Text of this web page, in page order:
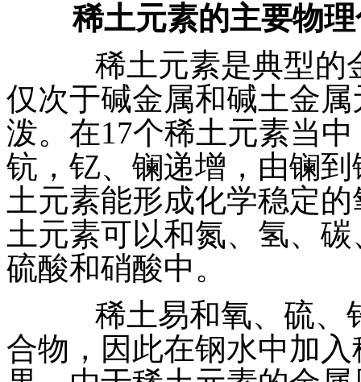
稀土元素的主要物
稀土元素是典型的
仅次于碱金属和碱土金
泼。在17个稀土元素当
钪，钇、镧递增，由镧
土元素能形成化学稳定
土元素可以和氮、氢、
硫酸和硝酸中。
稀土易和氧、硫、
合物，因此在钢水中加